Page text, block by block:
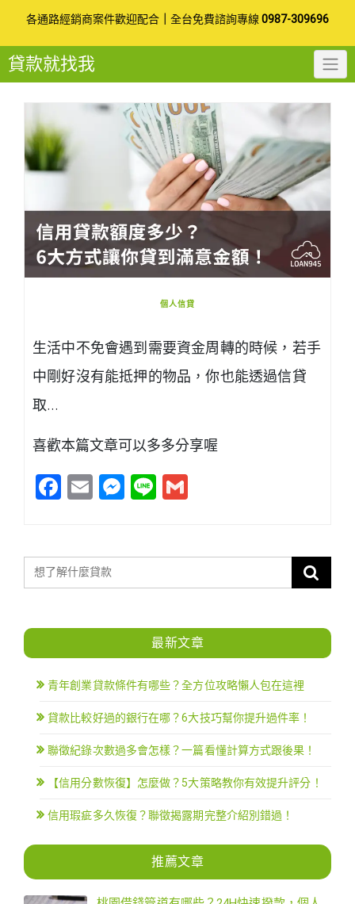
to
content
各通路經銷商案件歡迎配合 全台免費諮詢專線 0987-309696
貸款就找我
個人信貸
生活中不免會遇到需要資金周轉的時候，若手
中剛好沒有能抵押的物品，你也能透過信貸
取…
喜歡本篇文章可以多多分享喔
Facebook
EmailMessenger
Line
最新文章
青年創業貸款條件有哪些？全方位攻略懶人包在這裡
貸款比較好過的銀行在哪？6大技巧幫你提升過件率！
聯徵紀錄次數過多會怎樣？一篇看懂計算方式跟後果！
【信用分數恢復】怎麼做？5大策略教你有效提升評分！
信用瑕疵多久恢復？聯徵揭露期完整介紹別錯過！
推薦文章